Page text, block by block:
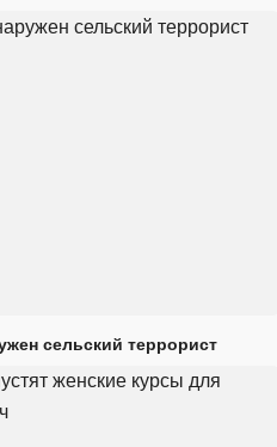
сельский террорист